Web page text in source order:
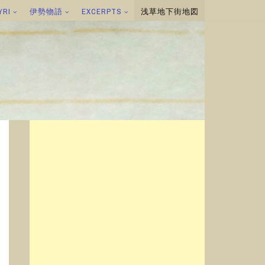
伊勢物語 EXCERPTS 浅草地下街地図